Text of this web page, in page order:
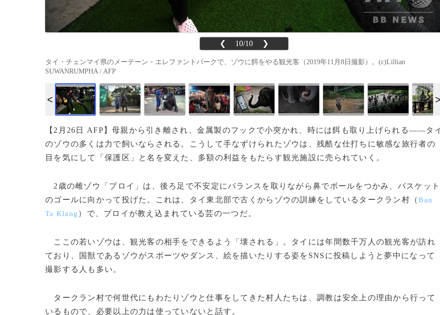
❮ 10/10 ❯
タイ・チェンマイ県のメーテーン・エレファントパークで、ゾウに餌をやる観光客（2019年11月8日撮影）。(c)Lillian
SUWANRUMPHA / AFP
【2月26日 AFP】母親から引き離され、金属製のフックで小突かれ、時には餌も取り上げられる――タ
のゾウの多くは力で飼いならされる。こうして手なずけられたゾウは、残酷な仕打ちに敏感な旅行者の
目を気にして「保護区」と名を変えた、多額の利益をもたらす観光施設に売られていく。
2歳の雌ゾウ「プロイ」は、後ろ足で不安定にバランスを取りながら鼻でボールをつかみ、バスケット
のゴールに向かって投げた。これは、タイ東北部で古くからゾウの訓練をしているタークラン村（Ban
Ta Klang ）で、プロイが教え込まれている芸の一つだ。
ここの若いゾウは、観光客の相手をできるよう「壊される」。タイには年間数千万人の観光客が訪れ
ており、国獣であるゾウがスポーツやダンス、絵を描いたりする姿をSNSに投稿しようと夢中になって
撮影する人も多い。
タークラン村で何世代にもわたりゾウと仕事をしてきた村人たちは、調教は安全上の理由から行って
いるもので、必要以上の力は使っていないと話す。